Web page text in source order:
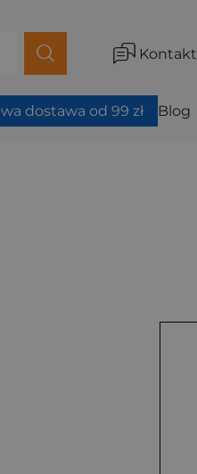
Kontakt
dostawa od 99 zł Blog